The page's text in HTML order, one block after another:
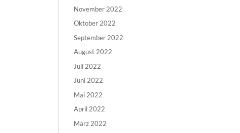
November 2022
Oktober 2022
September 2022
August 2022
Juli 2022
Juni 2022
Mai 2022
April 2022
März 2022